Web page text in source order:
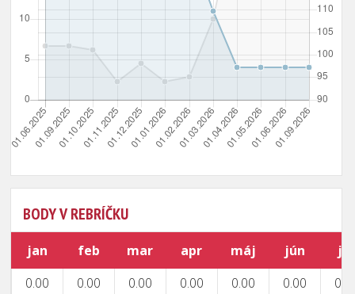
BODY V REBRÍČKU
jan feb mar apr máj jún
júl
0.00
0.00 0.00 0.00 0.00 0.00